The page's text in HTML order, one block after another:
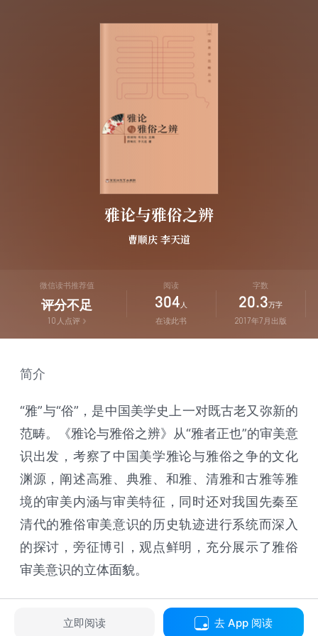
雅论与雅俗之辨
曹顺庆 李天道
微信读书推荐值
评分不足
10 人点评
阅读
304 人
在读此书
字数
20.3 万字
2017年7月出版
简介
“雅”与“俗”，是中国美学史上一对既古老又弥新的
范畴。《雅论与雅俗之辨》从“雅者正也”的审美意
识出发，考察了中国美学雅论与雅俗之争的文化
渊源，阐述高雅、典雅、和雅、清雅和古雅等雅
境的审美内涵与审美特征，同时还对我国先秦至
清代的雅俗审美意识的历史轨迹进行系统而深入
的探讨，旁征博引，观点鲜明，充分展示了雅俗
审美意识的立体面貌。
立即阅读 去 App 阅读